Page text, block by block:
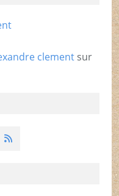
clement sur